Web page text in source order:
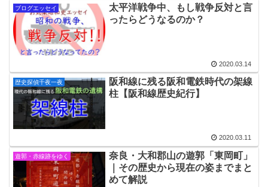
ブログエッセイ
太平洋戦争中、もし戦争反対と言
ったらどうなるのか？
2020.03.14
歴史探偵千夜一夜
阪和線に残る阪和電鉄時代の架線
柱【阪和線歴史紀行】
2020.03.11
遊郭・赤線跡をゆく
奈良・大和郡山の遊郭「東岡町」
｜その歴史から現在の姿までまと
めて解説